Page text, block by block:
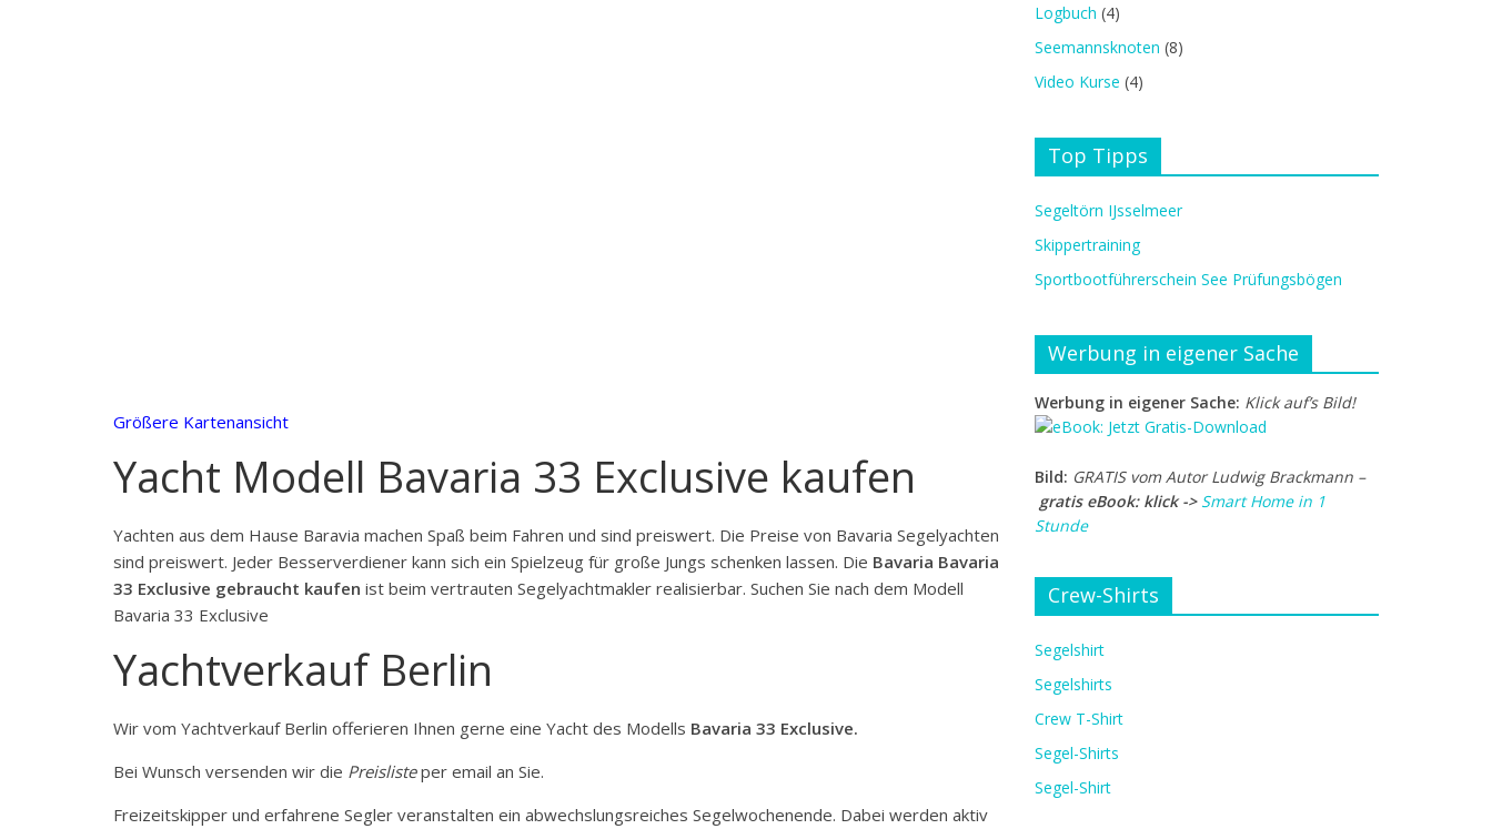
Größere Kartenansicht
Yacht Modell Bavaria 33 Exclusive kaufen
Yachten aus dem Hause Baravia machen Spaß beim Fahren und sind preiswert. Die Preise von Bavaria Segelyachten
sind preiswert. Jeder Besserverdiener kann sich ein Spielzeug für große Jungs schenken lassen. Die Bavaria Bavaria
33 Exclusive gebraucht kaufen ist beim vertrauten Segelyachtmakler realisierbar. Suchen Sie nach dem Modell
Bavaria 33 Exclusive
Yachtverkauf Berlin
Wir vom Yachtverkauf Berlin offerieren Ihnen gerne eine Yacht des Modells Bavaria 33 Exclusive.
Bei Wunsch versenden wir die Preislisteper email an Sie.
Freizeitskipper und erfahrene Segler veranstalten ein abwechslungsreiches Segelwochenende. Dabei werden aktiv
Logbuch (4)
Seemannsknoten (8)
Video Kurse (4)
Top Tipps
Segeltörn IJsselmeer
Skippertraining
Sportbootführerschein See Prüfungsbögen
Werbung in eigener Sache
Werbung in eigener Sache: Klick auf’s Bild!
Bild: GRATIS vom Autor Ludwig Brackmann –
gratis eBook: klick -> Smart Home in 1
Stunde
Crew-Shirts
Segelshirt
Segelshirts
Crew T-Shirt
Segel-Shirts
Segel-Shirt